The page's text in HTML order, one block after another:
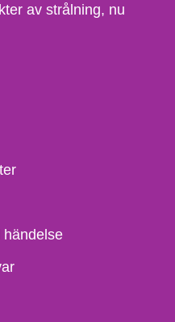
av strålning, nu
händelse